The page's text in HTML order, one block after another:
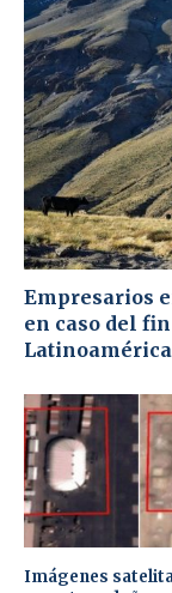
Empresarios
en caso del
Latinoamérica
Imágenes